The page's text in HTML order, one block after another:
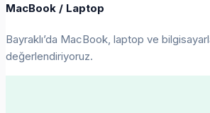
MacBook / Laptop
Bayraklı’da MacBook, laptop ve
değerlendiriyoruz.